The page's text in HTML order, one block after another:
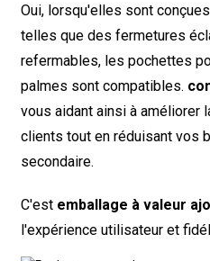
Oui, lorsqu'elles sont
telles que des fermetures
refermables, les pochettes
palmes sont compatibles.
vous aidant ainsi à améliorer
clients tout en réduisant vos
secondaire.
C'est emballage à valeur
l'expérience utilisateur et